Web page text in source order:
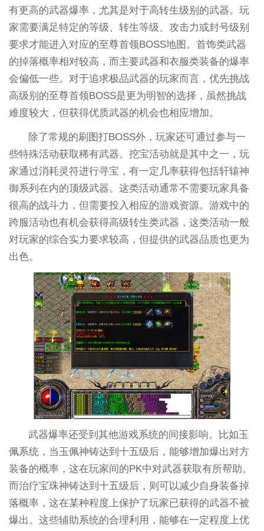
有更高的武器爆率，尤其是对于高转生级别的武器。玩
家需要满足特定的等级、转生等级、攻击力或封号级别
要求才能进入对应的至尊首领BOSS地图。首饰类武器
的掉落概率相对较高，而主要武器和衣服类装备的爆率
会偏低一些。对于追求极品武器的玩家而言，优先挑战
高级别的至尊首领BOSS是更为明智的选择，虽然挑战
难度较大，但获得优质武器的机会也相应增加。
除了常规的刷图打BOSS外，玩家还可通过参与一
些特殊活动获取稀有武器。挖宝活动就是其中之一，玩
家通过消耗灵符进行寻宝，有一定几率获得包括轩辕神
御系列在内的顶级武器。这类活动通常不需要玩家具备
很高的战斗力，但需要投入相应的游戏资源。游戏中的
跨服活动也有机会获得高级转生类武器，这类活动一般
对玩家的综合实力要求较高，但提供的武器品质也更为
出色。
武器爆率还受到其他游戏系统的间接影响。比如玉
佩系统，当玉佩神铸达到十五级后，能够增加爆出对方
装备的概率，这在玩家间的PK中对武器获取有所帮助。
而治疗宝珠神铸达到十五级后，则可以减少自身装备掉
落概率，这在某种程度上保护了玩家已获得的武器不被
爆出。这些辅助系统的合理利用，能够在一定程度上优